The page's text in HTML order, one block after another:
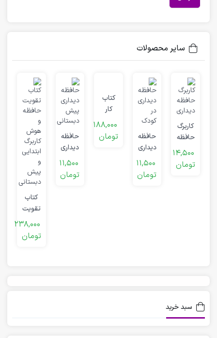
سایر محصولات
کاربرگ
حافظه
دیداری
14,500
تومان
حافظه
دیداری
در
کودک
11,500
تومان
کتاب
کار
تقارن
188,000
تومان
حافظه
دیداری
پیش
دبستانی
11,500
تومان
کتاب
تقویت
حافظه
هوش
238,000
تومان
سبد خرید